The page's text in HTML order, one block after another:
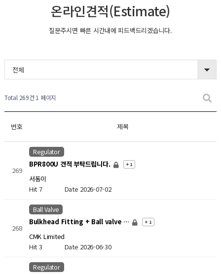
온라인견적(Estimate)
질문주시면 빠른 시간내에 피드백드리겠습니다.
전체
Total 269건 1 페이지
번호 제목
269
Regulator
BPR800U 견적 부탁드립니다. + 1
서동이
Hit 7 Date 2026-07-02
268
Ball Valve
Bulkhead Fitting + Ball valve … + 1
CMK Limited
Hit 3 Date 2026-06-30
Regulator